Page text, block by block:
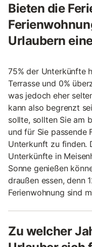
Bieten die
Urlaubern
75% der Unterkünfte
Terrasse und 0%
was jedoch eher
kann also begrenzt
sollte, sollten Sie am
und für Sie passende
Unterkunft zu finden.
Unterkünfte in
Sonne genießen
draußen essen, denn
Ferienwohnung sind
Zu welcher